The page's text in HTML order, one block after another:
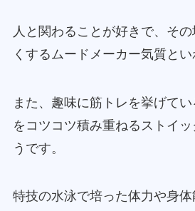
人と関わることが好きで、そ
くするムードメーカー気質とい
また、趣味に筋トレを挙げて
をコツコツ積み重ねるストイ
うです。
特技の水泳で培った体力や身